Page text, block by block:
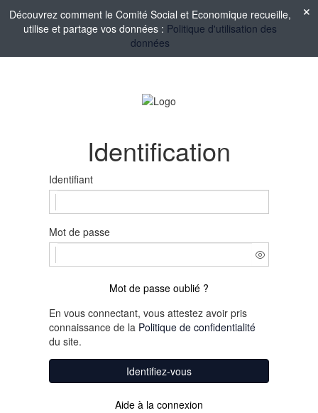
Découvrez comment le Comité Social et Economique recueille,
utilise et partage vos données : Politique d'utilisation des
données
Identification
Identifiant
Mot de passe
Mot de passe oublié ?
En vous connectant, vous attestez avoir pris
connaissance de la Politique de confidentialité
du site.
Identifiez-vous
Aide à la connexion